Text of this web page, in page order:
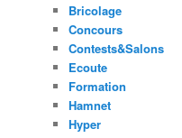
Bricolage
Concours
Contests&Salons
Ecoute
Formation
Hamnet
Hyper